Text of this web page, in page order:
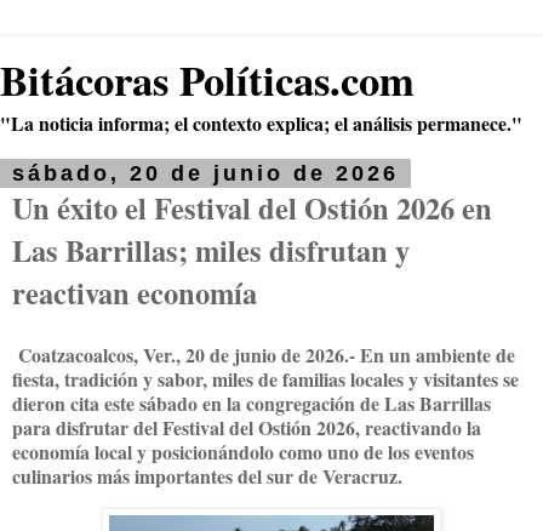
Bitácoras Políticas.com
"La noticia informa; el contexto explica; el análisis permanece."
sábado, 20 de junio de 2026
Un éxito el Festival del Ostión 2026 en
Las Barrillas; miles disfrutan y
reactivan economía
Coatzacoalcos, Ver., 20 de junio de 2026.- En un ambiente de
fiesta, tradición y sabor, miles de familias locales y visitantes se
dieron cita este sábado en la congregación de Las Barrillas
para disfrutar del Festival del Ostión 2026, reactivando la
economía local y posicionándolo como uno de los eventos
culinarios más importantes del sur de Veracruz.